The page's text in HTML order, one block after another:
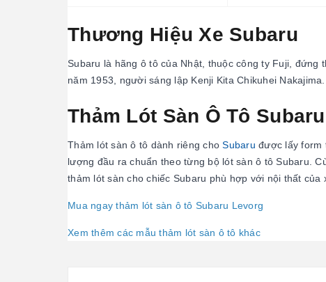
Thương Hiệu Xe Subaru
Subaru là hãng ô tô của Nhật, thuộc công ty Fuji,
năm 1953, người sáng lập Kenji Kita Chikuhei
Thảm Lót Sàn Ô Tô Subaru
Thảm lót sàn ô tô dành riêng choSubaru được lấy form
lượng đầu ra chuẩn theo từng bộ lót sàn ô tô Subaru.
thảm lót sàn cho chiếc Subaru phù hợp với nội thất của
Mua ngay thảm lót sàn ô tô Subaru Levorg
Xem thêm các mẫu thảm lót sàn ô tô khác